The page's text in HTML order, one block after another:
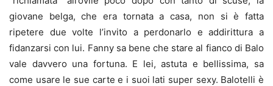
giovane belga, che era tornata a casa, non si è fatta
ripetere due volte l’invito a perdonarlo e addirittura a
fidanzarsi con lui. Fanny sa bene che stare al fianco di Balo
vale davvero una fortuna. E lei, astuta e bellissima, sa
come usare le sue carte e i suoi lati super sexy. Balotelli è